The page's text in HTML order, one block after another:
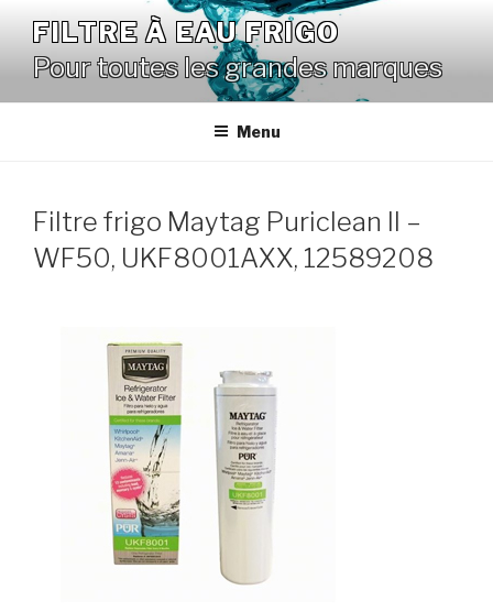
contenu
FILTRE À EAU FRIGO
Pour toutes les grandes marques
Menu
Filtre frigo Maytag Puriclean II –
WF50, UKF8001AXX, 12589208